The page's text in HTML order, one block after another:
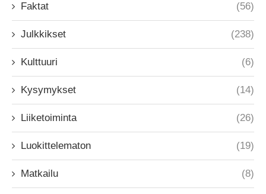
Faktat (56)
Julkkikset (238)
Kulttuuri (6)
Kysymykset (14)
Liiketoiminta (26)
Luokittelematon (19)
Matkailu (8)